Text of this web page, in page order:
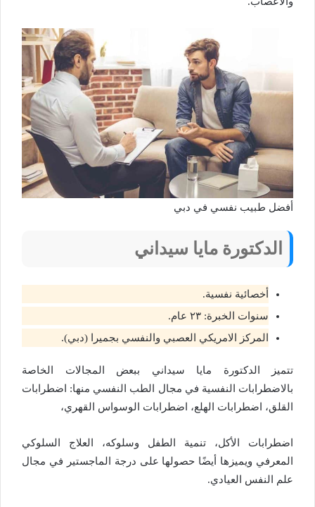
أفضل طبيب نفسي في دبي
الدكتورة مايا سيداني
أخصائية نفسية.
سنوات الخبرة: ٢٣ عام.
المركز الامريكي العصبي والنفسي بجميرا (دبي).
تتميز الدكتورة مايا سيداني ببعض المجالات الخاصة
بالاضطرابات النفسية في مجال الطب النفسي منها: اضطرابات
القلق، اضطرابات الهلع، اضطرابات الوسواس القهري،
اضطرابات الأكل، تنمية الطفل وسلوكه، العلاج السلوكي
المعرفي ويميزها أيضًا حصولها على درجة الماجستير في مجال
علم النفس العيادي.